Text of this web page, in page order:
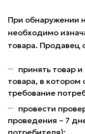
При обнаружении
необходимо
товара. Продавец
принять товар
товара, в котором
требование
провести
проведения – 7